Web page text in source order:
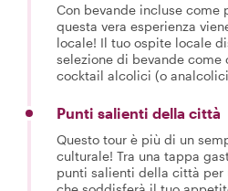
Con bevande incluse come
questa vera esperienza
locale! Il tuo ospite locale
selezione di bevande come
cocktail alcolici (o
Punti salienti della città
Questo tour è più di un
culturale! Tra una tappa
punti salienti della città per